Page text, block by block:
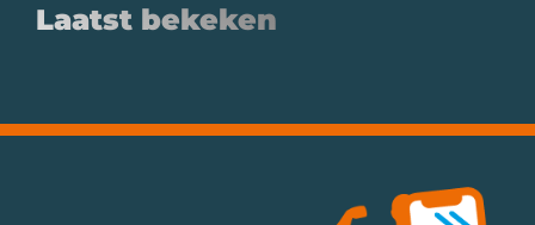
Laatst bekeken